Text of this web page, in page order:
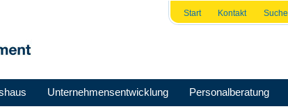
Start Kontakt Suche
Unternehmensentwicklung Personalberatung